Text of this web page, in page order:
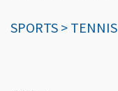
SPORTS > TENNIS